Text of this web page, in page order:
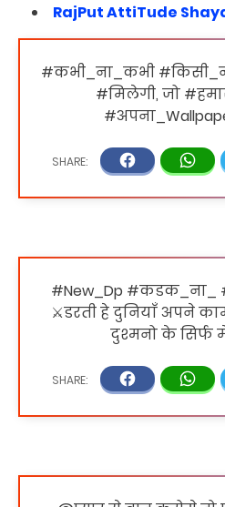
RajPut AttiTude
#कभी_ना_कभी
#मिलेगी, जो
#New_Dp
⚔डरती हे दुनियाँ अपने
दुश्मनो के सिर्फ